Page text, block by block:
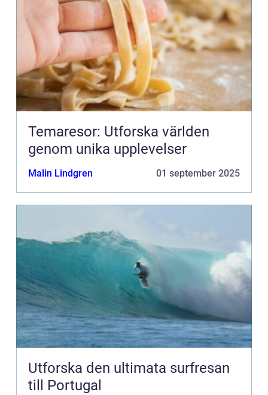
Temaresor: Utforska världen
genom unika upplevelser
Malin Lindgren 01 september 2025
Utforska den ultimata surfresan
till Portugal